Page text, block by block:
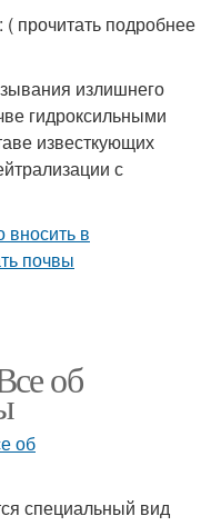
прочитать подробнее
излишнего
гидроксильными
известкующих
с
об
специальный вид